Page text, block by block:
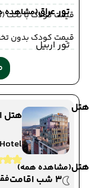
تور عراق(مشاهده
تور اربیل
هتل
هتل(مشاهده همه)
قیمت کودک با تخت
قیمت کودک بدون
هتل
3 شب اقامت